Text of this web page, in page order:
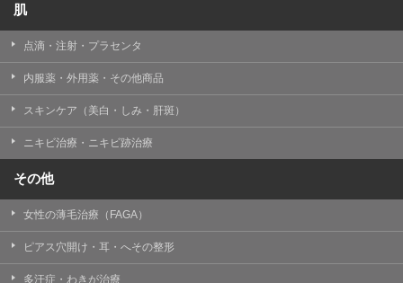
肌
点滴・注射・プラセンタ
内服薬・外用薬・その他商品
スキンケア（美白・しみ・肝斑）
ニキビ治療・ニキビ跡治療
その他
女性の薄毛治療（FAGA）
ピアス穴開け・耳・へその整形
多汗症・わきが治療